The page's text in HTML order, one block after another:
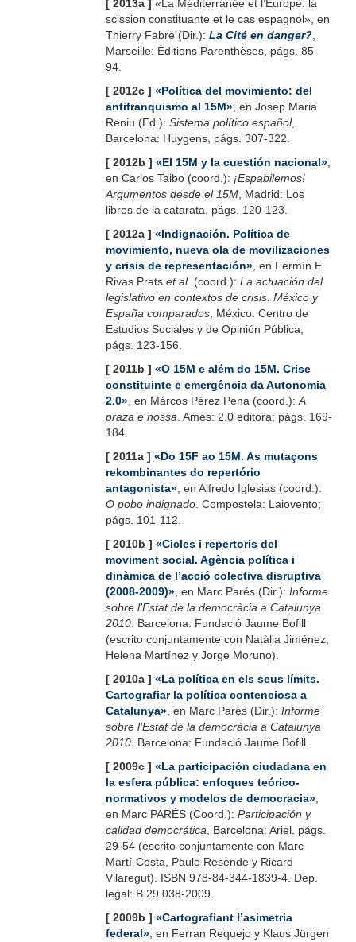
[ 2013a ] «La Méditerranée et l’Europe: la
scission constituante et le cas espagnol», en
Thierry Fabre (Dir.): La Cité en danger?,
Marseille: Éditions Parenthèses, págs. 85-
94.
[ 2012c ] «Política del movimiento: del
antifranquismo al 15M», en Josep Maria
Reniu (Ed.): Sistema político español,
Barcelona: Huygens, págs. 307-322.
[ 2012b ] «El 15M y la cuestión nacional»,
en Carlos Taibo (coord.): ¡Espabilemos!
Argumentos desde el 15M, Madrid: Los
libros de la catarata, págs. 120-123.
[ 2012a ] «Indignación. Política de
movimiento, nueva ola de movilizaciones
y crisis de representación», en Fermín E.
Rivas Prats et al. (coord.): La actuación del
legislativo en contextos de crisis. México y
España comparados, México: Centro de
Estudios Sociales y de Opinión Pública,
págs. 123-156.
[ 2011b ] «O 15M e além do 15M. Crise
constituinte e emergência da Autonomia
2.0», en Márcos Pérez Pena (coord.): A
praza é nossa . Ames: 2.0 editora; págs. 169-
184.
[ 2011a ] «Do 15F ao 15M. As mutaçons
rekombinantes do repertório
antagonista», en Alfredo Iglesias (coord.):
O pobo indignado. Compostela: Laiovento;
págs. 101-112.
[ 2010b ] «Cicles i repertoris del
moviment social. Agència política i
dinàmica de l’acció colectiva disruptiva
(2008-2009)», en Marc Parés (Dir.): Informe
sobre l’Estat de la democràcia a Catalunya
2010. Barcelona: Fundació Jaume Bofill
(escrito conjuntamente con Natàlia Jiménez,
Helena Martínez y Jorge Moruno).
[ 2010a ] «La política en els seus límits.
Cartografiar la política contenciosa a
Catalunya», en Marc Parés (Dir.): Informe
sobre l’Estat de la democràcia a Catalunya
2010. Barcelona: Fundació Jaume Bofill.
[ 2009c ] «La participación ciudadana en
la esfera pública: enfoques teórico-
normativos y modelos de democracia»,
en Marc PARÉS (Coord.): Participación y
calidad democrática , Barcelona: Ariel, págs.
29-54 (escrito conjuntamente con Marc
Martí-Costa, Paulo Resende y Ricard
Vilaregut). ISBN 978-84-344-1839-4. Dep.
legal: B 29.038-2009.
[ 2009b ] «Cartografiant l’asimetria
federal», en Ferran Requejo y Klaus Jürgen